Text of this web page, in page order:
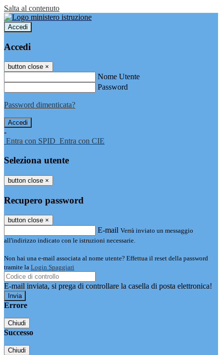
Salta al contenuto
Accedi
Accedi
button close ×
Nome Utente
Password
Password dimenticata?
-
Entra con SPID Entra con CIE
Seleziona utente
button close ×
Recupero password
button close ×
E-mail Verrà inviato un messaggio
all'indirizzo indicato con le istruzioni necessarie.
Non hai una e-mail associata al nome utente? Effettua il reset della password
tramite la Login Spaggiari
E-mail inviata, si prega di controllare la casella di posta elettronica!
Errore
Chiudi
Successo
Chiudi